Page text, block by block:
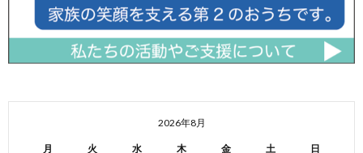
2026年8月
月 火 水 木 金 土 日